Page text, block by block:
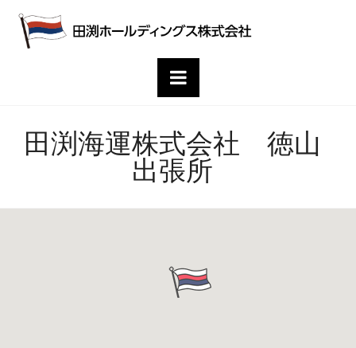
田
ホ
Navigation
田渕海運株式会社 徳山
出張所